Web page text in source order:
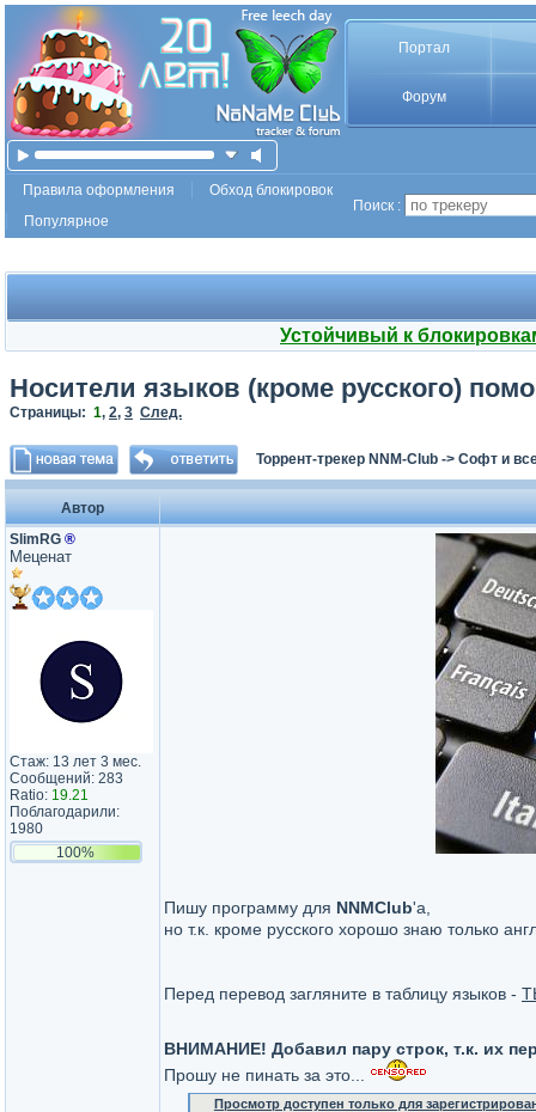
Портал
Форум
Правила оформления
Обход блокировок
Популярное
Поиск :
Устойчивый к
Носители языков (кроме русского)
Страницы: 1, 2, 3 След.
Торрент-трекер NNM-Club -> Софт и
Автор
SlimRG ®
Меценат
Стаж: 13 лет 3 мес.
Сообщений: 283
Ratio: 19.21
Поблагодарили:
1980
100%
Пишу программу для NNMClub'a,
но т.к. кроме русского хорошо знаю только
Перед перевод загляните в таблицу языков -
ВНИМАНИЕ! Добавил пару строк, т.к. их
Прошу не пинать за это...
Просмотр доступен только для